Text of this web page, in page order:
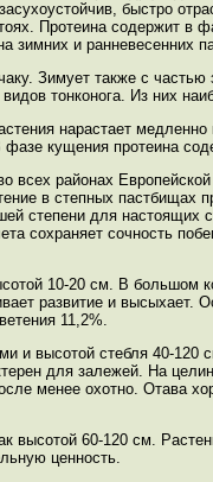
быстро
Протеина содержит в
зимних и ранневесенних
Зимует также с
тонконога. Из них
нарастает
кущения протеина
всех районах
в степных
степени для
сохраняет сочность
10-20 см. В большом
развитие и
11,2%.
и высотой стебля 40-
для залежей. На
менее охотно. Отава
высотой 60-120 см.
ценность.